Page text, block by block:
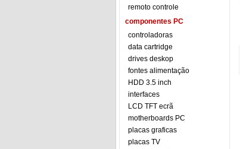
remoto controle
componentes PC
controladoras
data cartridge
drives deskop
fontes alimentação
HDD 3.5 inch
interfaces
LCD TFT ecrã
motherboards PC
placas graficas
placas TV